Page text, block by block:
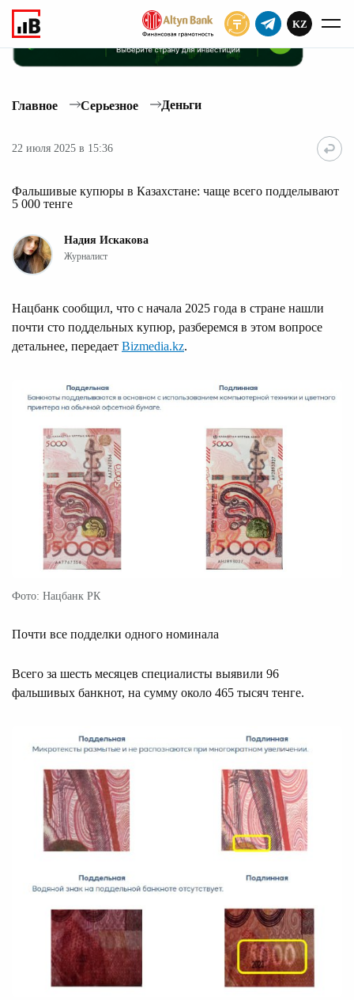
KZ
Главное Серьезное Деньги
22 июля 2025 в 15:36
Фальшивые купюры в Казахстане: чаще всего подделывают
5 000 тенге
Надия Искакова
Журналист
Нацбанк сообщил, что с начала 2025 года в стране нашли
почти сто поддельных купюр, разберемся в этом вопросе
детальнее, передает Bizmedia.kz.
Фото: Нацбанк РК
Почти все подделки одного номинала
Всего за шесть месяцев специалисты выявили 96
фальшивых банкнот, на сумму около 465 тысяч тенге.